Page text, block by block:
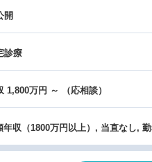
開
診療
1,800万円 ～ （応相談）
年収（1800万円以上）, 当直なし,